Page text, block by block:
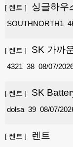
[ 렌트 ] 싱글하우
SOUTHNORTH1
[ 렌트 ] SK 가까
38
4321 08/07/
[ 렌트 ] SK
39
dolsa 08/07/
[ 렌트 ] 렌트